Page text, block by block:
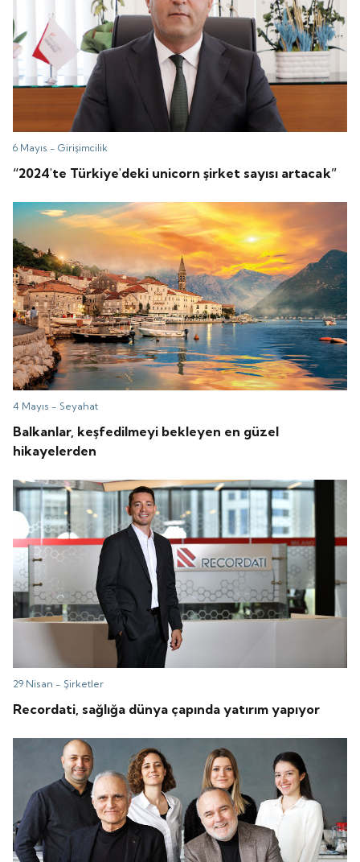
6 Mayıs -Girişimcilik
“2024'te Türkiye'deki unicorn şirket sayısı artacak”
4 Mayıs -Seyahat
Balkanlar, keşfedilmeyi bekleyen en güzel
hikayelerden
29 Nisan - Şirketler
Recordati, sağlığa dünya çapında yatırım yapıyor